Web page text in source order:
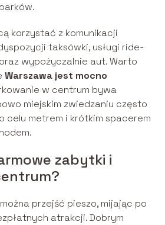
korzystać z komunikacji
taksówki, usługi ride-
wypożyczalnie aut. Warto
Warszawa jest mocno
w centrum bywa
miejskim zwiedzaniu często
celu metrem i krótkim spacerem
zabytki i
przejść pieszo, mijając po
atrakcji. Dobrym